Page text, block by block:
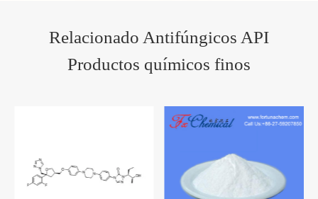
Relacionado Antifúngicos API
Productos químicos finos